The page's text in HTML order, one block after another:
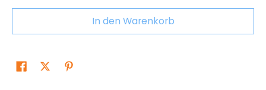
In den Warenkorb